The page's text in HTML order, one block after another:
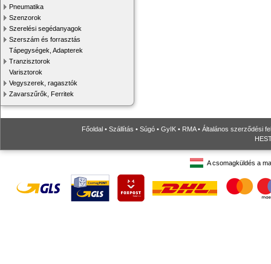
Pneumatika
Szenzorok
Szerelési segédanyagok
Szerszám és forrasztás
Tápegységek, Adapterek
Tranzisztorok
Varisztorok
Vegyszerek, ragasztók
Zavarszűrők, Ferritek
Főoldal • Szállítás • Súgó • GyIK • RMA• Általános szerződési
A csomagküldés a